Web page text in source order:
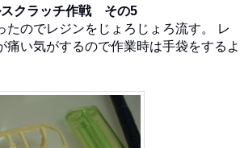
スクラッチ作戦 その5
のでレジンをじょろじょろ流す。 レ
痛い気がするので作業時は手袋をするよ